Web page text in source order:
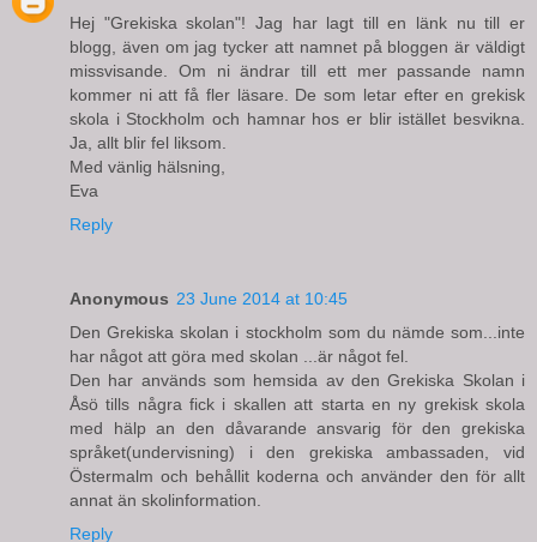
Hej "Grekiska skolan"! Jag har lagt till en länk nu till er
blogg, även om jag tycker att namnet på bloggen är väldigt
missvisande. Om ni ändrar till ett mer passande namn
kommer ni att få fler läsare. De som letar efter en grekisk
skola i Stockholm och hamnar hos er blir istället besvikna.
Ja, allt blir fel liksom.
Med vänlig hälsning,
Eva
Reply
Anonymous 23 June 2014 at 10:45
Den Grekiska skolan i stockholm som du nämde som...inte
har något att göra med skolan ...är något fel.
Den har används som hemsida av den Grekiska Skolan i
Åsö tills några fick i skallen att starta en ny grekisk skola
med hälp an den dåvarande ansvarig för den grekiska
språket(undervisning) i den grekiska ambassaden, vid
Östermalm och behållit koderna och använder den för allt
annat än skolinformation.
Reply